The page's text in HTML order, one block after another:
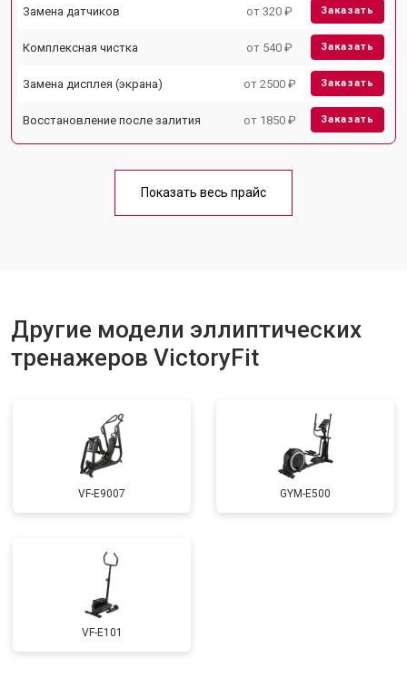
Замена датчиков от 320 ₽ Заказать
Комплексная чистка от 540 ₽ Заказать
Замена дисплея (экрана) от 2500 ₽ Заказать
Восстановление после залития от 1850 ₽ Заказать
Показать весь прайс
Другие модели эллиптических
тренажеров VictoryFit
VF-E9007 GYM-E500
VF-E101